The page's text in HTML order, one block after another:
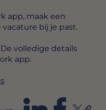
app, maak een
bij je past.
volledige details
app.